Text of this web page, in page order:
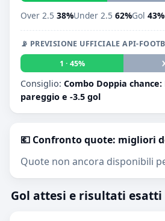
Over 2.5 38%Under 2.5 62%Gol 43%
📡 PREVISIONE UFFICIALE API-
1 · 45%
Consiglio: Combo Doppia
pareggio e -3.5 gol
💶 Confronto quote: migliori
Quote non ancora disponibili
Gol attesi e risultati esatti